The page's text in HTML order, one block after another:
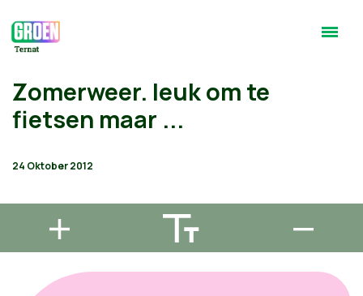
Zomerweer. leuk om te
fietsen maar ...
24 Oktober 2012